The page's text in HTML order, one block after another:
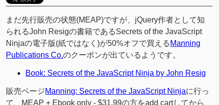
まだ先行販売の状態(MEAP)ですが、jQuery作者として知
られるJohn Resigの書籍であるSecrets of the JavaScript
Ninjaの電子版(紙ではなく)が50%オフで買える Manning
Publications Co.のクーポンが出ているようです。
Book: Secrets of the JavaScript Ninja by John Resig
販売ページManning: Secrets of the JavaScript Ninjaに行っ
て、MEAP + Ebook only - $31.99の方をadd cartしてから、